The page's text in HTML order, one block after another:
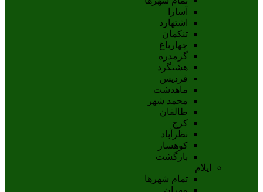
آسارا
اشتهارد
تنکمان
چهارباغ
گرمدره
هشتگرد
فردیس
ماهدشت
محمد شهر
طالقان
کرج
نظرآباد
کوهسار
بازگشت
ایلام
تمام شهر‌ها
مهران